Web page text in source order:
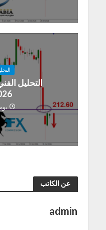
التحليل
عن الكاتب
admin